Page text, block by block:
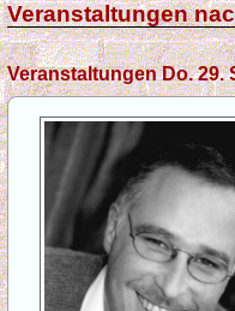
Veranstaltungen
Veranstaltungen Do. 29.